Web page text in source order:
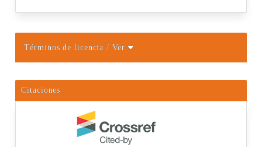
Términos de licencia/ Ver
Citaciones